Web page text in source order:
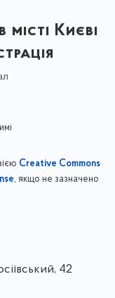
місті Києві
Creative Commons
, якщо не зазначено
42